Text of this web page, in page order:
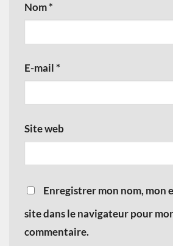
Nom*
E-mail*
Site web
Enregistrer mon nom, mon
site dans le navigateur pour
commentaire.